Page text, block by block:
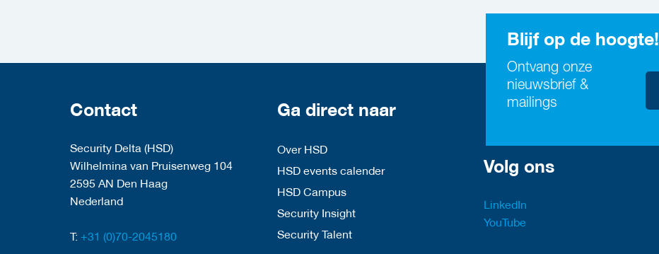
Blijf op de hoogte!
Ontvang onze
nieuwsbrief &
mailings
Contact
Security Delta (HSD)
Wilhelmina van Pruisenweg 104
2595 AN Den Haag
Nederland
T: +31 (0)70-2045180
Ga direct naar
Over HSD
HSD events calender
HSD Campus
Security Insight
Security Talent
Volg ons
LinkedIn
YouTube